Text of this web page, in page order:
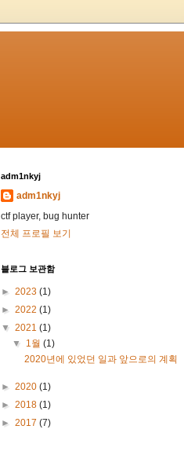
adm1nkyj
adm1nkyj
ctf player, bug hunter
전체 프로필 보기
블로그 보관함
► 2023 (1)
► 2022 (1)
▼ 2021 (1)
▼ 1월(1)
2020년에 있었던 일과 앞으로의 계획
► 2020 (1)
► 2018 (1)
► 2017 (7)